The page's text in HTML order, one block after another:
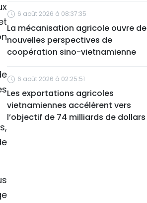
6 août 2026 à 08:37:35
La mécanisation agricole ouvre de
nouvelles perspectives de
coopération sino-vietnamienne
6 août 2026 à 02:25:51
Les exportations agricoles
vietnamiennes accélèrent vers
l’objectif de 74 milliards de dollars